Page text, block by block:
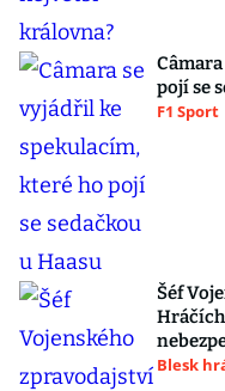
pojí se
F1 Sport
Šéf
Blesk